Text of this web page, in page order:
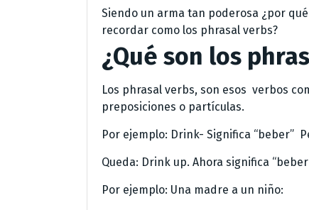
Siendo un arma tan poderosa ¿por
recordar como los phrasal verbs?
¿Qué son los
Los phrasal verbs, son esos verbos
preposiciones o partículas.
Por ejemplo: Drink- Significa “beber”
Queda: Drink up. Ahora significa
Por ejemplo: Una madre a un niño: